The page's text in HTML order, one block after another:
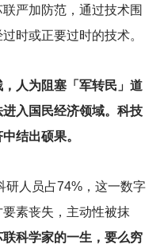
严加防范，通过技术围
时或正要过时的技术。
人为阻塞「军转民」道
入国民经济领域。科技
结出硕果。
研人员占74%，这一数字
素丧失，主动性被抹
联科学家的一生，要么穷